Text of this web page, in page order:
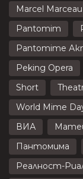
Marcel Marceau
Pantomim
Pantomime
Peking Opera
Short
World Mime
ВИА
Пантомима
Реалност-